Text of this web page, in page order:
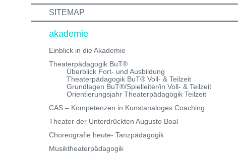
SITEMAP
akademie
Einblick in die Akademie
Theaterpädagogik BuT®
Überblick Fort- und Ausbildung
Theaterpädagogik BuT® Voll- & Teilzeit
Grundlagen BuT®/Spielleiter/in Voll- & Teilzeit
Orientierungsjahr Theaterpädagogik Teilzeit
CAS – Kompetenzen in Kunstanaloges Coaching
Theater der Unterdrückten Augusto Boal
Choreografie heute- Tanzpädagogik
Musiktheaterpädagogik